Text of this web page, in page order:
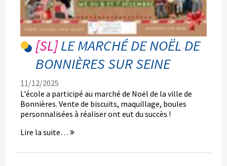
LE MARCHÉ DE NOËL DE
BONNIÈRES SUR SEINE
11/12/2025
L'école a participé au marché de Noël de la ville de
Bonnières. Vente de biscuits, maquillage, boules
personnalisées à réaliser ont eut du succès !
Le
de
Lire la suite…